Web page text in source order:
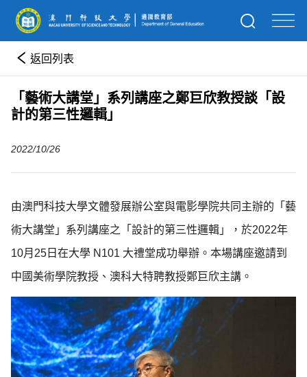
返回列表
「藝術大講堂」系列講座之鄭巨欣教授談「設
計的第三性邏輯」
2022/10/26
由澳門科技大學文體發展辦公室與電影學院共同主辦的「藝
術大講堂」系列講座之「設計的第三性邏輯」，於2022年
10月25日在大學 N101 大禮堂成功舉辦。本場講座邀請到
中國美術學院教授、澳科大特聘教授鄭巨欣主講。